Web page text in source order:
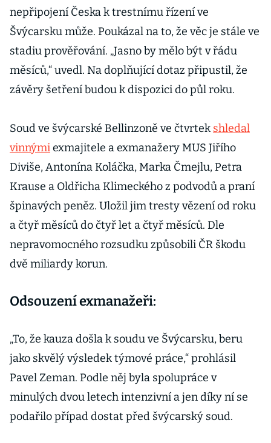
nepřipojení Česka k trestnímu řízení ve
Švýcarsku může. Poukázal na to, že věc je stále ve
stadiu prověřování. „Jasno by mělo být v řádu
měsíců,“ uvedl. Na doplňující dotaz připustil, že
závěry šetření budou k dispozici do půl roku.
Soud ve švýcarské Bellinzoně ve čtvrtek shledal
vinnýmiexmajitele a exmanažery MUS Jiřího
Diviše, Antonína Koláčka, Marka Čmejlu, Petra
Krause a Oldřicha Klimeckého z podvodů a praní
špinavých peněz. Uložil jim tresty vězení od roku
a čtyř měsíců do čtyř let a čtyř měsíců. Dle
nepravomocného rozsudku způsobili ČR škodu
dvě miliardy korun.
Odsouzení exmanažeři:
„To, že kauza došla k soudu ve Švýcarsku, beru
jako skvělý výsledek týmové práce,“ prohlásil
Pavel Zeman. Podle něj byla spolupráce v
minulých dvou letech intenzivní a jen díky ní se
podařilo případ dostat před švýcarský soud.